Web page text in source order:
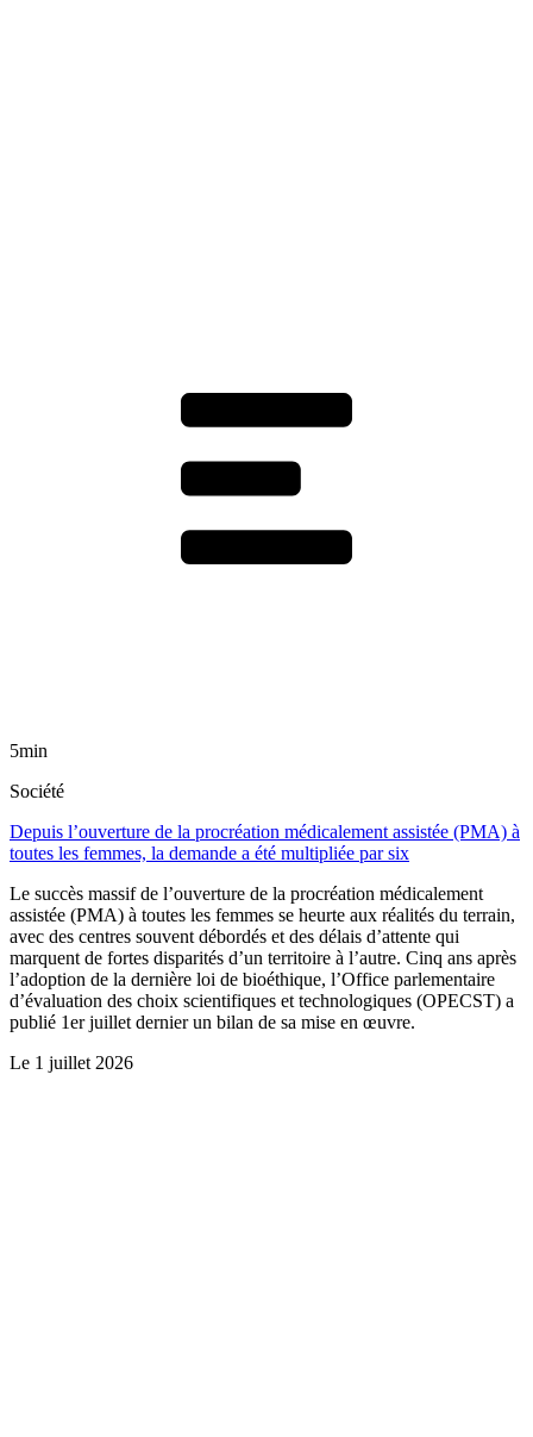
5min
Société
Depuis l’ouverture de la procréation médicalement assistée (PMA) à
toutes les femmes, la demande a été multipliée par six
Le succès massif de l’ouverture de la procréation médicalement
assistée (PMA) à toutes les femmes se heurte aux réalités du terrain,
avec des centres souvent débordés et des délais d’attente qui
marquent de fortes disparités d’un territoire à l’autre. Cinq ans après
l’adoption de la dernière loi de bioéthique, l’Office parlementaire
d’évaluation des choix scientifiques et technologiques (OPECST) a
publié 1er juillet dernier un bilan de sa mise en œuvre.
Le 1 juillet 2026